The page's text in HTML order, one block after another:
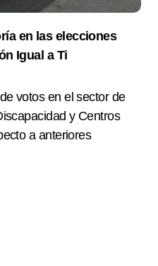
Igual a Ti
votos en el sector de
y Centros
a anteriores